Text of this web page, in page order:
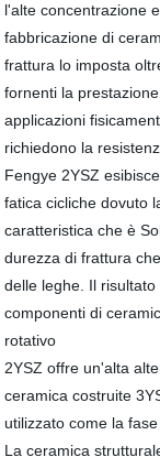
l'alte concentrazione
fabbricazione di
frattura lo imposta
fornenti la
applicazioni
richiedono la
Fengye 2YSZ
fatica cicliche dovuto
caratteristica che è
durezza di frattura
delle leghe. Il
componenti di
rotativo
2YSZ offre un'alta
ceramica costruite
utilizzato come la
La ceramica